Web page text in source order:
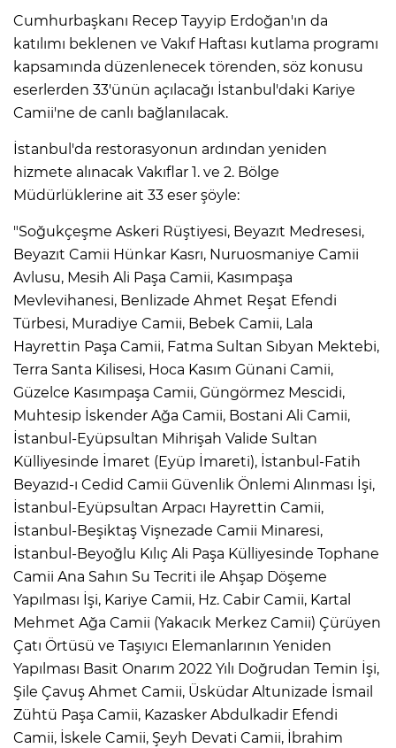
Cumhurbaşkanı Recep Tayyip Erdoğan'ın da
katılımı beklenen ve Vakıf Haftası kutlama programı
kapsamında düzenlenecek törenden, söz konusu
eserlerden 33'ünün açılacağı İstanbul'daki Kariye
Camii'ne de canlı bağlanılacak.
İstanbul'da restorasyonun ardından yeniden
hizmete alınacak Vakıflar 1. ve 2. Bölge
Müdürlüklerine ait 33 eser şöyle:
"Soğukçeşme Askeri Rüştiyesi, Beyazıt Medresesi,
Beyazıt Camii Hünkar Kasrı, Nuruosmaniye Camii
Avlusu, Mesih Ali Paşa Camii, Kasımpaşa
Mevlevihanesi, Benlizade Ahmet Reşat Efendi
Türbesi, Muradiye Camii, Bebek Camii, Lala
Hayrettin Paşa Camii, Fatma Sultan Sıbyan Mektebi,
Terra Santa Kilisesi, Hoca Kasım Günani Camii,
Güzelce Kasımpaşa Camii, Güngörmez Mescidi,
Muhtesip İskender Ağa Camii, Bostani Ali Camii,
İstanbul-Eyüpsultan Mihrişah Valide Sultan
Külliyesinde İmaret (Eyüp İmareti), İstanbul-Fatih
Beyazıd-ı Cedid Camii Güvenlik Önlemi Alınması İşi,
İstanbul-Eyüpsultan Arpacı Hayrettin Camii,
İstanbul-Beşiktaş Vişnezade Camii Minaresi,
İstanbul-Beyoğlu Kılıç Ali Paşa Külliyesinde Tophane
Camii Ana Sahın Su Tecriti ile Ahşap Döşeme
Yapılması İşi, Kariye Camii, Hz. Cabir Camii, Kartal
Mehmet Ağa Camii (Yakacık Merkez Camii) Çürüyen
Çatı Örtüsü ve Taşıyıcı Elemanlarının Yeniden
Yapılması Basit Onarım 2022 Yılı Doğrudan Temin İşi,
Şile Çavuş Ahmet Camii, Üsküdar Altunizade İsmail
Zühtü Paşa Camii, Kazasker Abdulkadir Efendi
Camii, İskele Camii, Şeyh Devati Camii, İbrahim